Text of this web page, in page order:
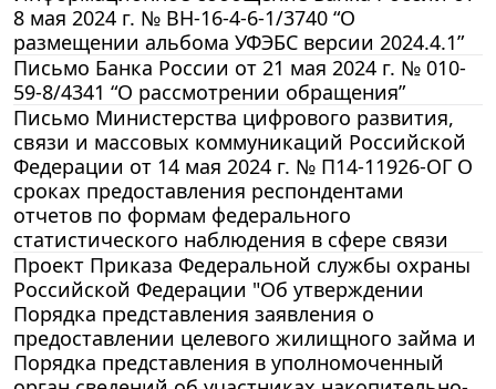
8 мая 2024 г. № ВН-16-4-6-1/3740 “О
размещении альбома УФЭБС версии 2024.4.1”
Письмо Банка России от 21 мая 2024 г. № 010-
59-8/4341 “О рассмотрении обращения”
Письмо Министерства цифрового развития,
связи и массовых коммуникаций Российской
Федерации от 14 мая 2024 г. № П14-11926-ОГ О
сроках предоставления респондентами
отчетов по формам федерального
статистического наблюдения в сфере связи
Проект Приказа Федеральной службы охраны
Российской Федерации "Об утверждении
Порядка представления заявления о
предоставлении целевого жилищного займа и
Порядка представления в уполномоченный